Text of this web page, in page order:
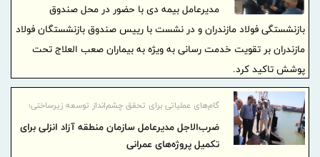
مدیرعامل بیمه دی با حضور در محل صندوق
بازنشستگی فولاد مازندران و در نشست با رییس صندوق بازنشستگان‌ فولاد
مازندران بر تقویت خدمت رسانی به ویژه به بیماران صعب العلاج تحت
پوشش تاکید کرد.
گام‌های عملیاتی برای تحقق چشم‌انداز توسعه زیرساختی؛
ضرب‌الاجل مدیرعامل سازمان منطقه آزاد انزلی برای
تكمیل پروژه‌های عمرانی